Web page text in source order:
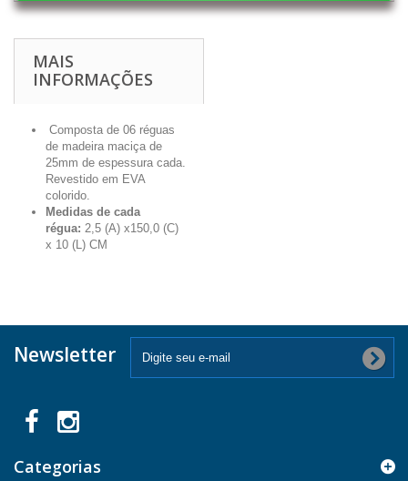
MAIS
INFORMAÇÕES
Composta de 06 réguas
de madeira maciça de
25mm de espessura cada.
Revestido em EVA
colorido.
Medidas de cada
régua: 2,5 (A) x150,0 (C)
x 10 (L) CM
Newsletter
Categorias